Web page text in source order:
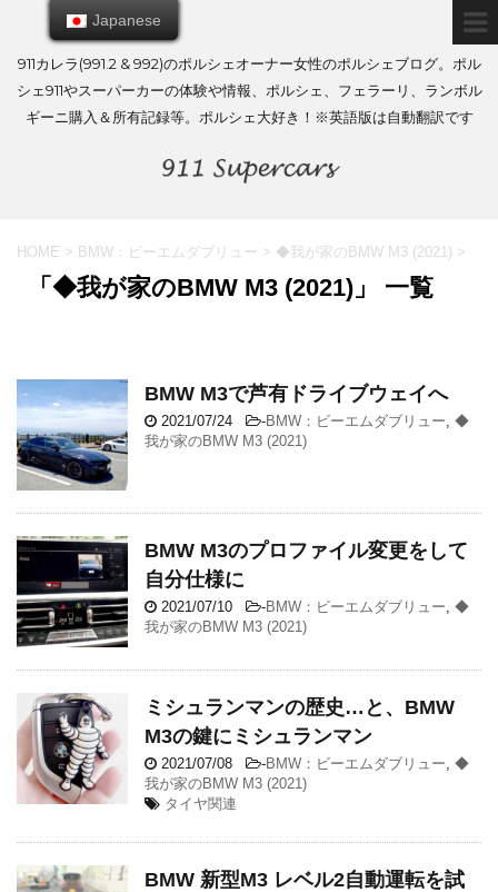
911カレラ(991.2 & 992)のポルシェオーナー女性のポルシェブログ。ポル
シェ911やスーパーカーの体験や情報、ポルシェ、フェラーリ、ランボル
ギーニ購入＆所有記録等。ポルシェ大好き！※英語版は自動翻訳です
HOME > BMW：ビーエムダブリュー > ◆我が家のBMW M3 (2021) >
「◆我が家のBMW M3 (2021)」 一覧
BMW M3で芦有ドライブウェイへ
2021/07/24 -BMW：ビーエムダブリュー, ◆
我が家のBMW M3 (2021)
BMW M3のプロファイル変更をして
自分仕様に
2021/07/10 -BMW：ビーエムダブリュー, ◆
我が家のBMW M3 (2021)
ミシュランマンの歴史…と、BMW
M3の鍵にミシュランマン
2021/07/08 -BMW：ビーエムダブリュー, ◆
我が家のBMW M3 (2021)
タイヤ関連
BMW 新型M3 レベル2自動運転を試
Japanese
Japanese